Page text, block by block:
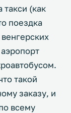
такси (как
поездка
такой
заказу, и
всему